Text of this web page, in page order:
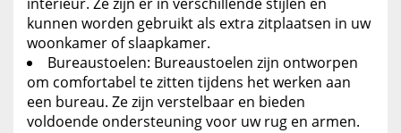
kunnen worden gebruikt als extra zitplaatsen in uw
woonkamer of slaapkamer.
Bureaustoelen: Bureaustoelen zijn ontworpen
om comfortabel te zitten tijdens het werken aan
een bureau. Ze zijn verstelbaar en bieden
voldoende ondersteuning voor uw rug en armen.